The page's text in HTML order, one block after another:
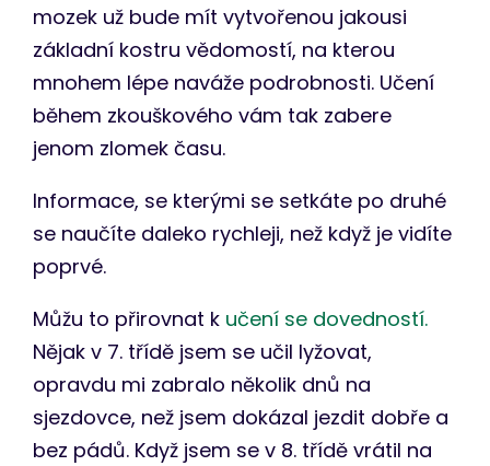
mozek už bude mít vytvořenou jakousi
základní kostru vědomostí, na kterou
mnohem lépe naváže podrobnosti. Učení
během zkouškového vám tak zabere
jenom zlomek času.
Informace, se kterými se setkáte po druhé
se naučíte daleko rychleji, než když je vidíte
poprvé.
Můžu to přirovnat k učení se dovedností.
Nějak v 7. třídě jsem se učil lyžovat,
opravdu mi zabralo několik dnů na
sjezdovce, než jsem dokázal jezdit dobře a
bez pádů. Když jsem se v 8. třídě vrátil na